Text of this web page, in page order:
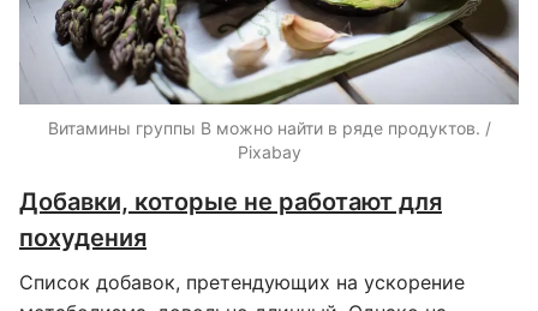
Витамины группы В можно найти в ряде продуктов. /
Pixabay
Добавки, которые не работают для
похудения
Список добавок, претендующих на ускорение